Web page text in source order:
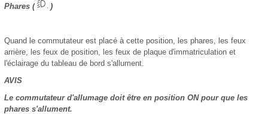
Phares ( )
Quand le commutateur est placé à cette position, les phares, les feux
arrière, les feux de position, les feux de plaque d'immatriculation et
l'éclairage du tableau de bord s'allument.
AVIS
Le commutateur d'allumage doit être en position ON pour que les
phares s'allument.